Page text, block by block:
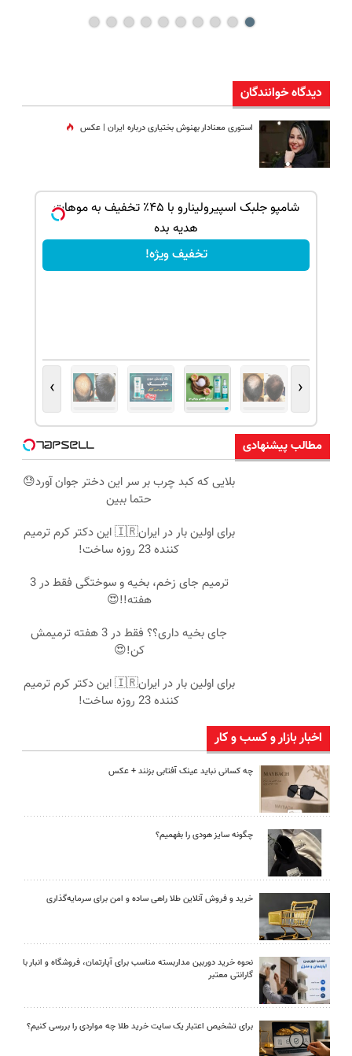
دیدگاه خوانندگان
استوری معنادار بهنوش بختیاری درباره ایران | عکس
شامپو جلبک اسپیرولینارو با ۴۵٪ تخفیف به موهات
هدیه بده
تخفیف ویژه!
‹
›
مطالب پیشنهادی
بلایی که کبد چرب بر سر این دختر جوان آورد😓
حتما ببین
برای اولین بار در ایران🇮🇷 این دکتر کرم ترمیم
کننده 23 روزه ساخت!
ترمیم جای زخم، بخیه و سوختگی فقط در 3
هفته!!😍
جای بخیه داری؟؟ فقط در 3 هفته ترمیمش
کن!😍
برای اولین بار در ایران🇮🇷 این دکتر کرم ترمیم
کننده 23 روزه ساخت!
اخبار بازار و کسب و کار
چه کسانی نباید عینک آفتابی بزنند + عکس
چگونه سایز هودی را بفهمیم؟
خرید و فروش آنلاین طلا راهی ساده و امن برای سرمایه‌گذاری
نحوه خرید دوربین مداربسته مناسب برای آپارتمان، فروشگاه و انبار با
گارانتی معتبر
برای تشخیص اعتبار یک سایت خرید طلا چه مواردی را بررسی کنیم؟